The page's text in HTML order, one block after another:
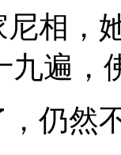
尼相，
九遍，
仍然